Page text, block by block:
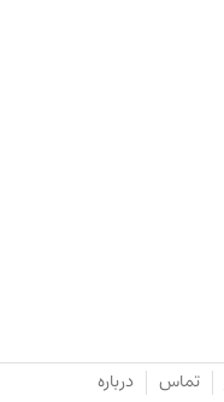
تماس درباره